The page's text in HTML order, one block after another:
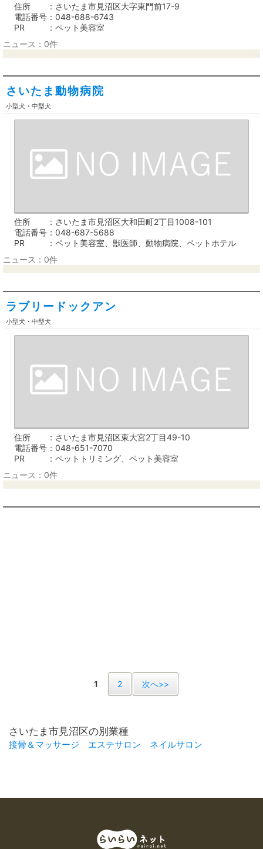
住所
さいたま市見沼区大字東門前17-9
電話番号
048-688-6743
PR
ペット美容室
ニュース：0件
さいたま動物病院
小型犬・中型犬
住所
さいたま市見沼区大和田町2丁目1008-101
電話番号
048-687-5688
PR
ペット美容室、獣医師、動物病院、ペットホテル
ニュース：0件
ラブリードックアン
小型犬・中型犬
住所
さいたま市見沼区東大宮2丁目49-10
電話番号
048-651-7070
PR
ペットトリミング、ペット美容室
ニュース：0件
1 2 次へ>>
さいたま市見沼区の別業種
接骨＆マッサージ エステサロン ネイルサロン